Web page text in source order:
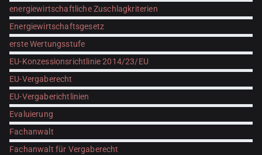
energiewirtschaftliche Zuschlagkriterien
Energiewirtschaftsgesetz
erste Wertungsstufe
EU-Konzessionsrichtlinie 2014/23/EU
EU-Vergaberecht
EU-Vergaberichtlinien
Evaluierung
Fachanwalt
Fachanwalt für Vergaberecht